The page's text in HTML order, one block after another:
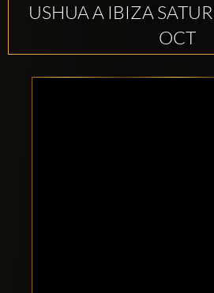
USHUA A IBIZA
OCT